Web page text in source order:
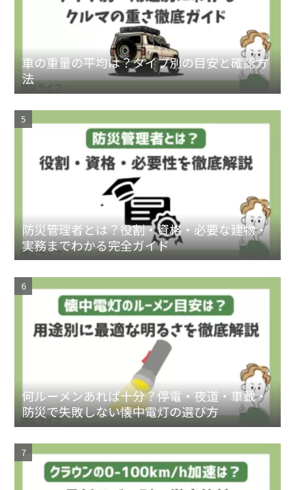
車の重量の平均は？タイプ別の目安と確認方
法
防災管理者とは？役割・資格・必要な建物・
実務までわかる完全ガイド
何ルーメンあれば十分？停電・夜道・車載・
防災で失敗しない懐中電灯の選び方